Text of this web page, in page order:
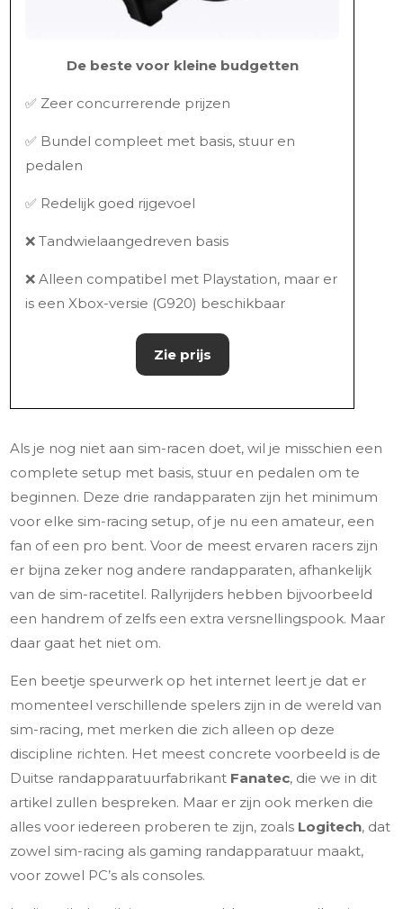
De beste voor kleine budgetten
✅ Zeer concurrerende prijzen
✅ Bundel compleet met basis, stuur en
pedalen
✅ Redelijk goed rijgevoel
❌ Tandwielaangedreven basis
❌ Alleen compatibel met Playstation, maar er
is een Xbox-versie (G920) beschikbaar
Zie prijs
Als je nog niet aan sim-racen doet, wil je misschien een
complete setup met basis, stuur en pedalen om te
beginnen. Deze drie randapparaten zijn het minimum
voor elke sim-racing setup, of je nu een amateur, een
fan of een pro bent. Voor de meest ervaren racers zijn
er bijna zeker nog andere randapparaten, afhankelijk
van de sim-racetitel. Rallyrijders hebben bijvoorbeeld
een handrem of zelfs een extra versnellingspook. Maar
daar gaat het niet om.
Een beetje speurwerk op het internet leert je dat er
momenteel verschillende spelers zijn in de wereld van
sim-racing, met merken die zich alleen op deze
discipline richten. Het meest concrete voorbeeld is de
Duitse randapparatuurfabrikant Fanatec, die we in dit
artikel zullen bespreken. Maar er zijn ook merken die
alles voor iedereen proberen te zijn, zoals Logitech, dat
zowel sim-racing als gaming randapparatuur maakt,
voor zowel PC’s als consoles.